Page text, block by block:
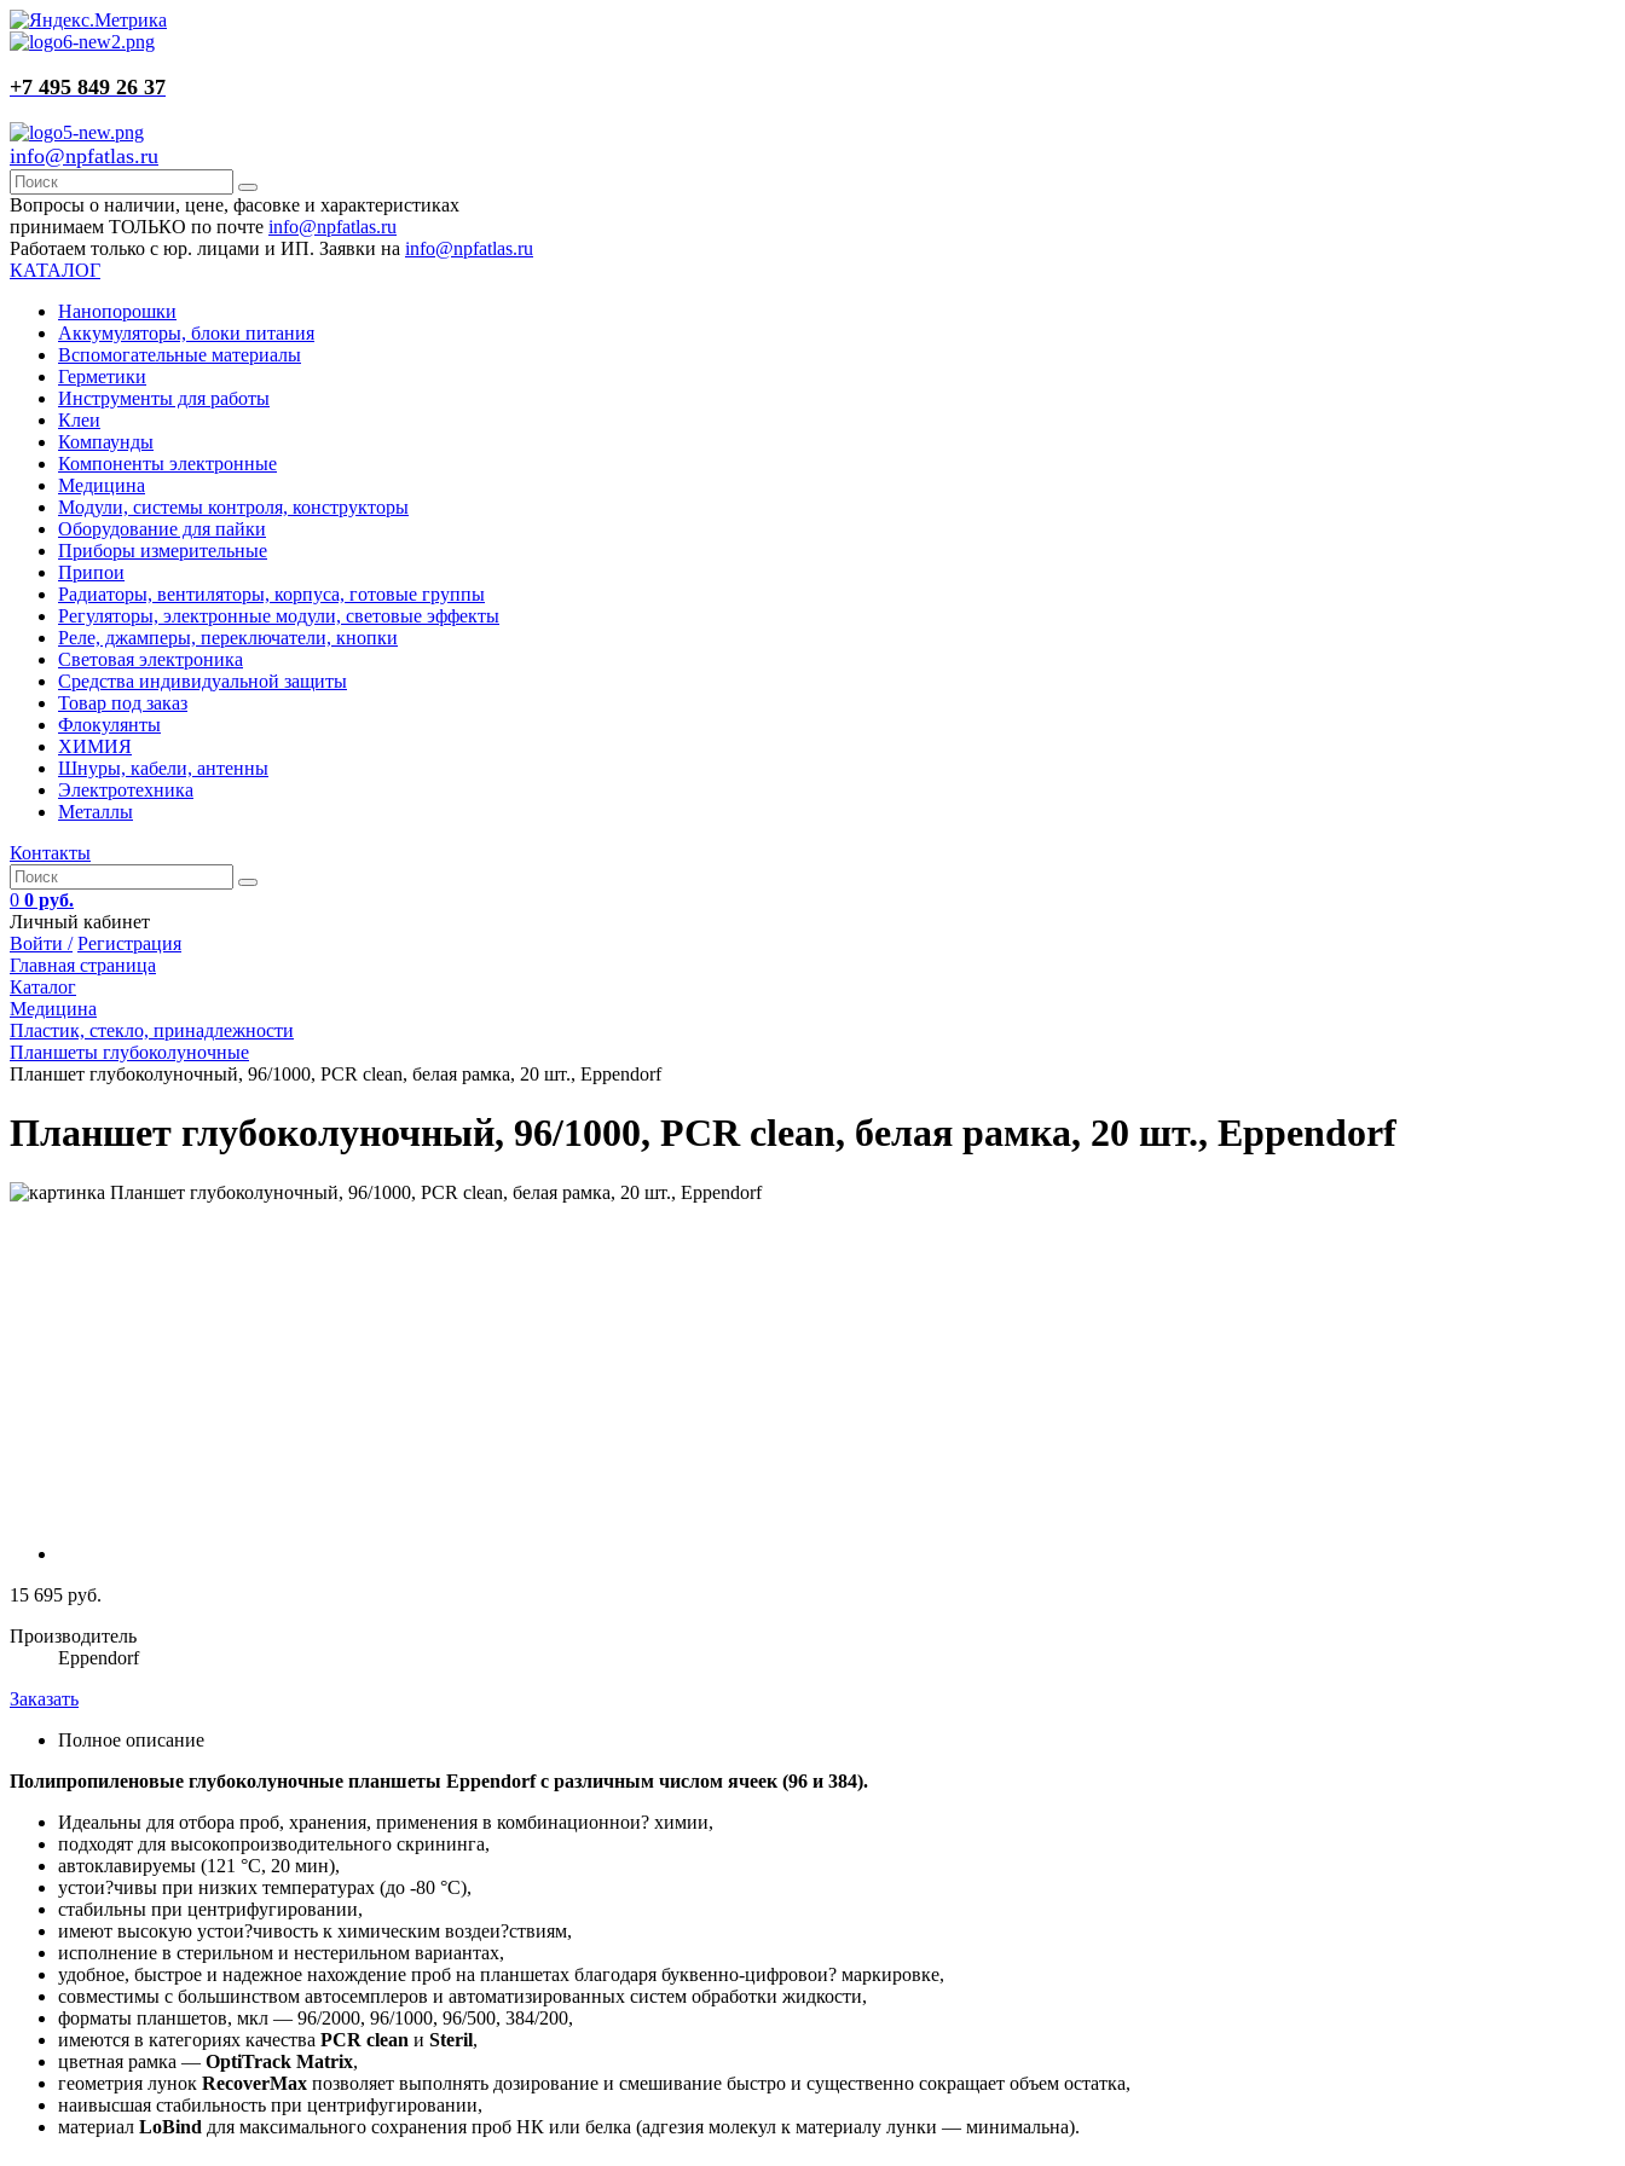
+7 495 849 26 37
info@npfatlas.ru
Вопросы о наличии, цене, фасовке и характеристиках
принимаем ТОЛЬКО по почте info@npfatlas.ru
Работаем только с юр. лицами и ИП. Заявки на info@npfatlas.ru
КАТАЛОГ
Нанопорошки
Аккумуляторы, блоки питания
Вспомогательные материалы
Герметики
Инструменты для работы
Клеи
Компаунды
Компоненты электронные
Медицина
Модули, системы контроля, конструкторы
Оборудование для пайки
Приборы измерительные
Припои
Радиаторы, вентиляторы, корпуса, готовые группы
Регуляторы, электронные модули, световые эффекты
Реле, джамперы, переключатели, кнопки
Световая электроника
Средства индивидуальной защиты
Товар под заказ
Флокулянты
ХИМИЯ
Шнуры, кабели, антенны
Электротехника
Металлы
Контакты
0 0 руб.
Личный кабинет
Войти / Регистрация
Главная страница
Каталог
Медицина
Пластик, стекло, принадлежности
Планшеты глубоколуночные
Планшет глубоколуночный, 96/1000, PCR clean, белая рамка, 20 шт., Eppendorf
Планшет глубоколуночный, 96/1000, PCR clean, белая рамка, 20 шт., Eppendorf
15 695 руб.
Производитель
Eppendorf
Заказать
Полное описание
Полипропиленовые глубоколуночные планшеты Eppendorf с различным числом ячеек (96 и 384).
Идеальны для отбора проб, хранения, применения в комбинационнои? химии,
подходят для высокопроизводительного скрининга,
автоклавируемы (121 °C, 20 мин),
устои?чивы при низких температурах (до -80 °C),
стабильны при центрифугировании,
имеют высокую устои?чивость к химическим воздеи?ствиям,
исполнение в стерильном и нестерильном вариантах,
удобное, быстрое и надежное нахождение проб на планшетах благодаря буквенно-цифровои? маркировке,
совместимы с большинством автосемплеров и автоматизированных систем обработки жидкости,
форматы планшетов, мкл — 96/2000, 96/1000, 96/500, 384/200,
имеются в категориях качества PCR clean и Steril,
цветная рамка — OptiTrack Matrix,
геометрия лунок RecoverMax позволяет выполнять дозирование и смешивание быстро и существенно сокращает объем остатка,
наивысшая стабильность при центрифугировании,
материал LoBind для максимального сохранения проб НК или белка (адгезия молекул к материалу лунки — минимальна).